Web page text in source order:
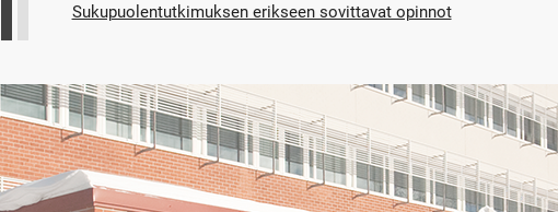
Sukupuolentutkimuksen erikseen sovittavat opinnot